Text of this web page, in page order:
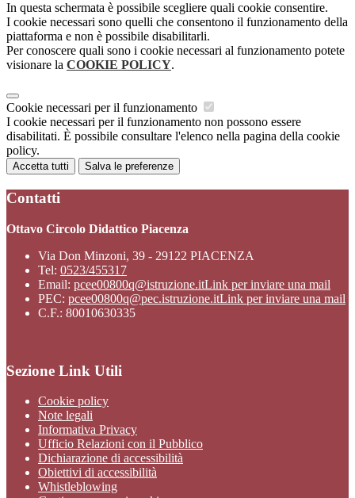
In questa schermata è possibile scegliere quali cookie consentire.
I cookie necessari sono quelli che consentono il funzionamento della
piattaforma e non è possibile disabilitarli.
Per conoscere quali sono i cookie necessari al funzionamento potete
visionare la COOKIE POLICY.
Cookie necessari per il funzionamento
I cookie necessari per il funzionamento non possono essere
disabilitati. È possibile consultare l'elenco nella pagina della cookie
policy.
Accetta tutti Salva le preferenze
Contatti
Ottavo Circolo Didattico Piacenza
Via Don Minzoni, 39 - 29122 PIACENZA
Tel: 0523/455317
Email: pcee00800q@istruzione.itLink per inviare una mail
PEC: pcee00800q@pec.istruzione.itLink per inviare una mail
C.F.: 80010630335
Sezione Link Utili
Cookie policy
Note legali
Informativa Privacy
Ufficio Relazioni con il Pubblico
Dichiarazione di accessibilità
Obiettivi di accessibilità
Whistleblowing